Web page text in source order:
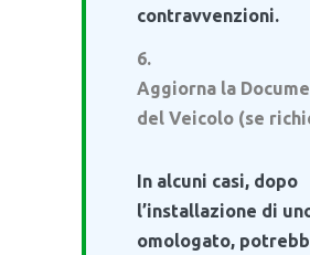
contravvenzioni.
Aggiorna la
del Veicolo (se
In alcuni casi, dopo
l’installazione di
omologato,